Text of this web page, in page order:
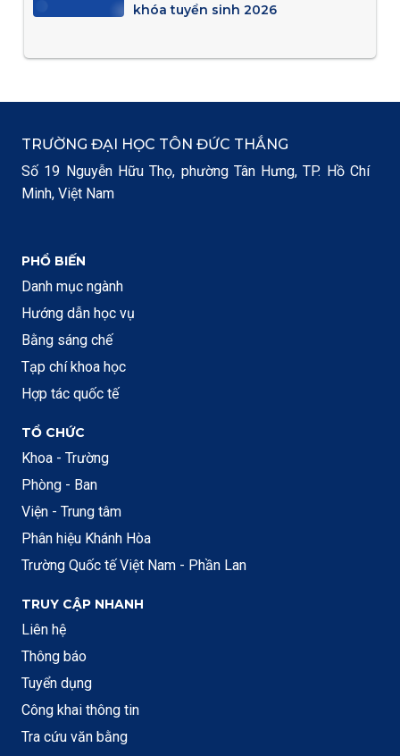
khóa tuyển sinh 2026
TRƯỜNG ĐẠI HỌC TÔN ĐỨC THẮNG
Số 19 Nguyễn Hữu Thọ, phường Tân Hưng, TP. Hồ Chí
Minh, Việt Nam
PHỔ BIẾN
Danh mục ngành
Hướng dẫn học vụ
Bằng sáng chế
Tạp chí khoa học
Hợp tác quốc tế
TỔ CHỨC
Khoa - Trường
Phòng - Ban
Viện - Trung tâm
Phân hiệu Khánh Hòa
Trường Quốc tế Việt Nam - Phần Lan
TRUY CẬP NHANH
Liên hệ
Thông báo
Tuyển dụng
Công khai thông tin
Tra cứu văn bằng